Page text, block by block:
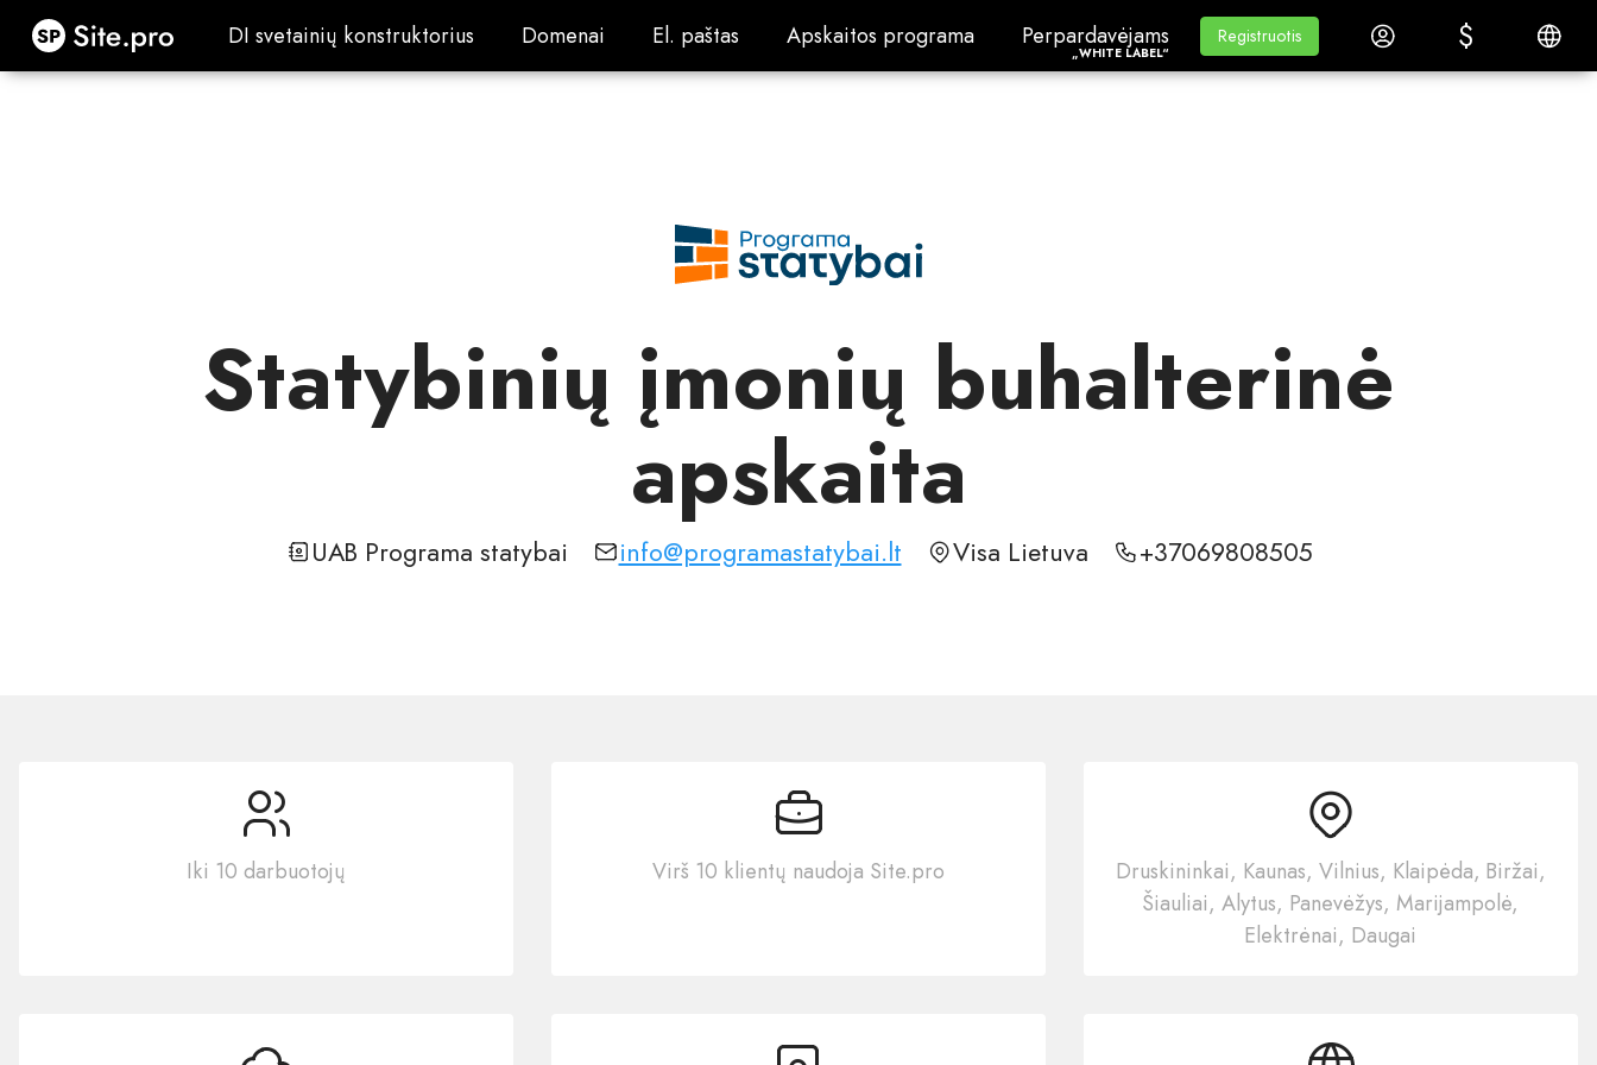
Site.pro DI svetainių konstruktorius
DI svetainių konstruktorius Domenai
Domenai El. paštas
El. paštas Apskaitos programa
Apskaitos programa Perpardavėjams„White Label“
Perpardavėjams
„WHITE LABEL“
Mokymasis
Mokymasis
Registruotis
Registruotis Prisijungti $
$ Lietuvių
Statybinių įmonių buhalterinė
apskaita
UAB Programa statybai info@programastatybai.lt Visa Lietuva +37069808505
Iki 10 darbuotojų Virš 10 klientų naudoja Site.pro
Druskininkai, Kaunas, Vilnius, Klaipėda, Biržai,
Šiauliai, Alytus, Panevėžys, Marijampolė,
Elektrėnai, Daugai